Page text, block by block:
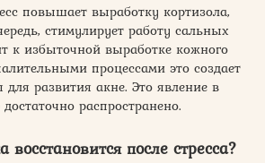
повышает выработку кортизола,
стимулирует работу сальных
к избыточной выработке кожного
процессами это создает
развития акне. Это явление в
достаточно распространено.
после стресса?